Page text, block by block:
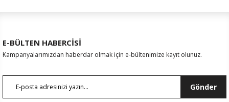
E-BÜLTEN HABERCİSİ
Kampanyalarımızdan haberdar olmak için e-bültenimize kayıt olunuz.
Gönder